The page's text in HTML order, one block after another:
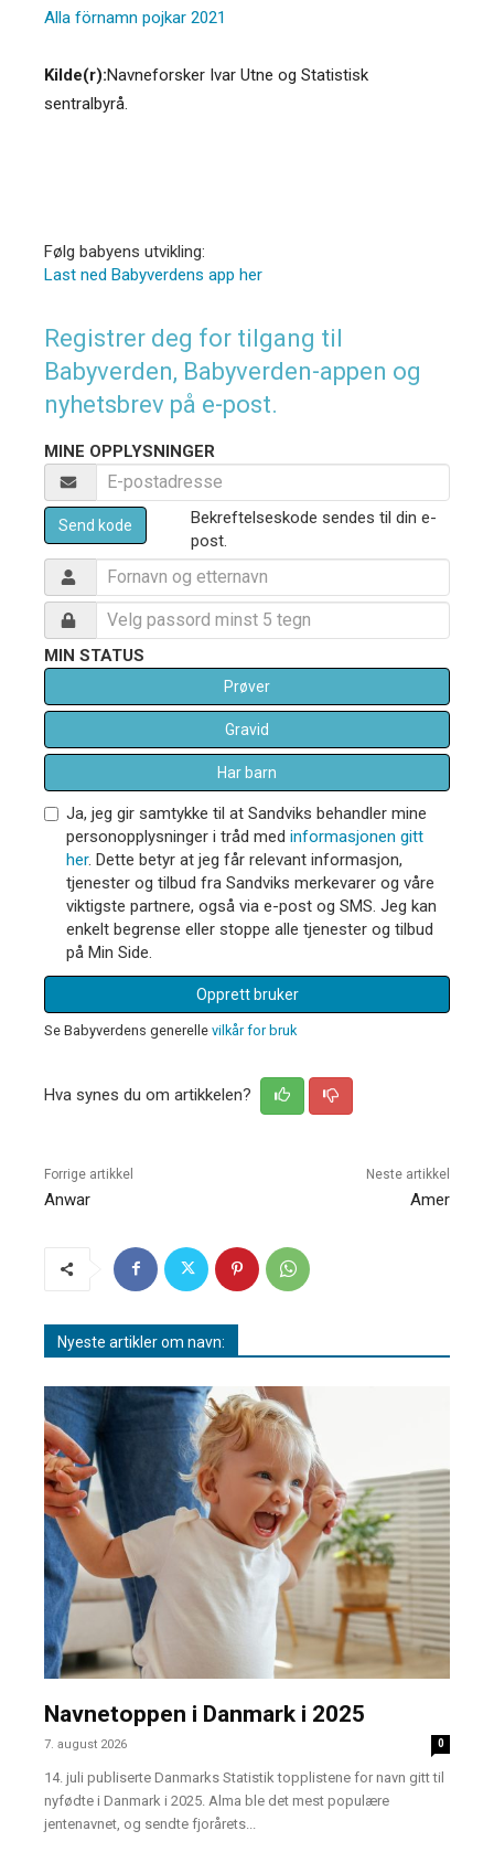
Alla förnamn pojkar 2021
Kilde(r):Navneforsker Ivar Utne og Statistisk
sentralbyrå.
Følg babyens utvikling:
Last ned Babyverdens app her
Registrer deg for tilgang til
Babyverden, Babyverden-appen og
nyhetsbrev på e-post.
MINE OPPLYSNINGER
Send kode
Bekreftelseskode sendes til din e-
post.
MIN STATUS
Prøver
Gravid
Har barn
Ja, jeg gir samtykke til at Sandviks behandler mine
personopplysninger i tråd med informasjonen gitt
her. Dette betyr at jeg får relevant informasjon,
tjenester og tilbud fra Sandviks merkevarer og våre
viktigste partnere, også via e-post og SMS. Jeg kan
enkelt begrense eller stoppe alle tjenester og tilbud
på Min Side.
Opprett bruker
Se Babyverdens generelle vilkår for bruk
Hva synes du om artikkelen?
Forrige artikkel
Anwar
Neste artikkel
Amer
Nyeste artikler om navn:
Navnetoppen i Danmark i 2025
7. august 2026 0
14. juli publiserte Danmarks Statistik topplistene for navn gitt til
nyfødte i Danmark i 2025. Alma ble det mest populære
jentenavnet, og sendte fjorårets...